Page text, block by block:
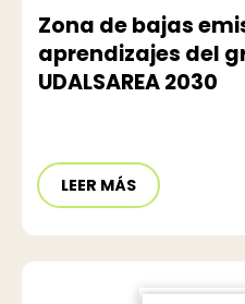
Zona de bajas
aprendizajes del
UDALSAREA 2030
LEER MÁS